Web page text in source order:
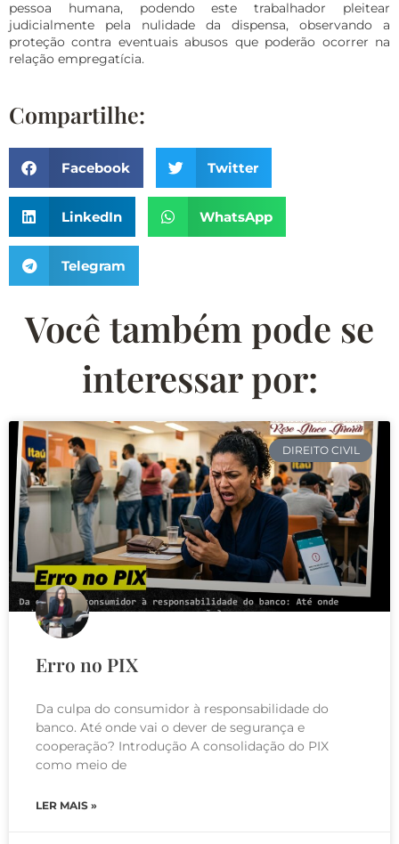
pessoa humana, podendo este trabalhador pleitear
judicialmente pela nulidade da dispensa, observando a
proteção contra eventuais abusos que poderão ocorrer na
relação empregatícia.
Compartilhe:
Facebook Twitter
LinkedIn WhatsApp
Telegram
Você também pode se
interessar por:
DIREITO CIVIL
Erro no PIX
Da culpa do consumidor à responsabilidade do
banco. Até onde vai o dever de segurança e
cooperação? Introdução A consolidação do PIX
como meio de
LER MAIS »